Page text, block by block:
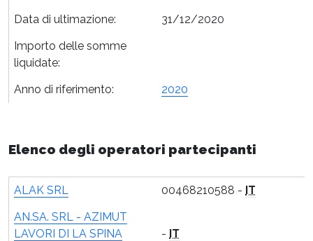
Data di ultimazione:
31/12/2020
Importo delle somme
liquidate:
Anno di riferimento:
2020
Elenco degli operatori partecipanti
ALAK SRL 00468210588 - IT
AN.SA. SRL - AZIMUT
LAVORI DI LA SPINA
- IT